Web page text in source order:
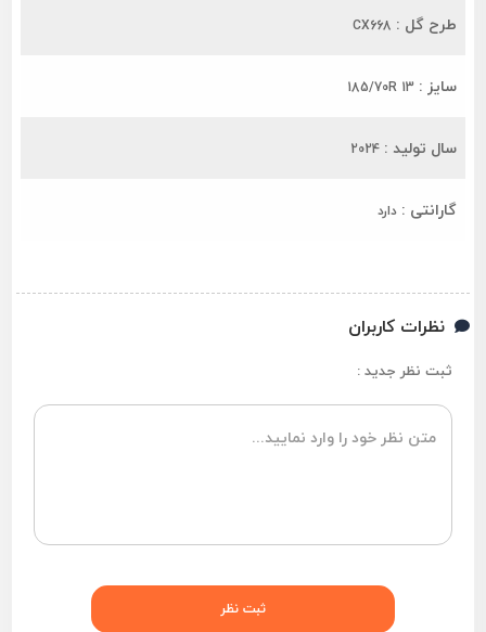
طرح گل : CX668
سایز : 185/70R 13
سال تولید : 2024
گارانتی : دارد
نظرات کاربران
ثبت نظر جدید :